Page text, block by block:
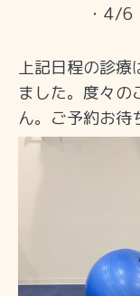
・4/6（
上記日程の診療
ました。度々の
ん。ご予約お待